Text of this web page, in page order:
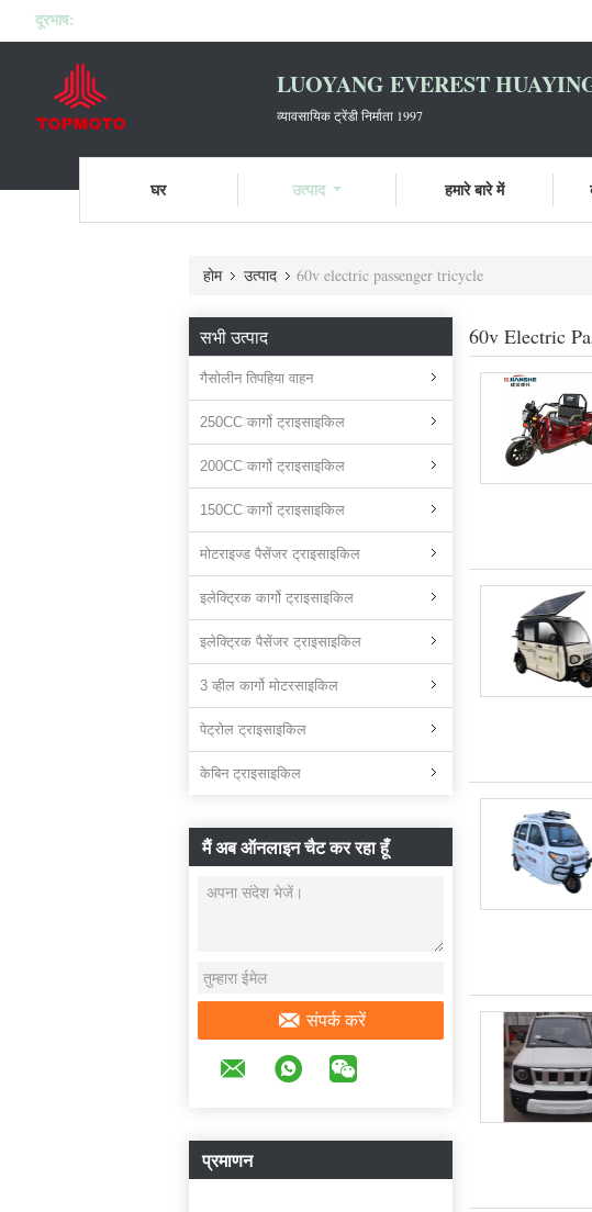
दूरभाष:
LUOYANG EVEREST
व्यावसायिक ट्रेंडी निर्माता 1997
घर उत्पाद हमारे बारे में
होम उत्पाद 60v electric passenger tricycle
सभी उत्पाद
गैसोलीन तिपहिया वाहन
250CC कार्गो ट्राइसाइकिल
200CC कार्गो ट्राइसाइकिल
150CC कार्गो ट्राइसाइकिल
मोटराइज्ड पैसेंजर ट्राइसाइकिल
इलेक्ट्रिक कार्गो ट्राइसाइकिल
इलेक्ट्रिक पैसेंजर ट्राइसाइकिल
3 व्हील कार्गो मोटरसाइकिल
पेट्रोल ट्राइसाइकिल
केबिन ट्राइसाइकिल
मैं अब ऑनलाइन चैट कर रहा हूँ
संपर्क करें
प्रमाणन
60v Electric